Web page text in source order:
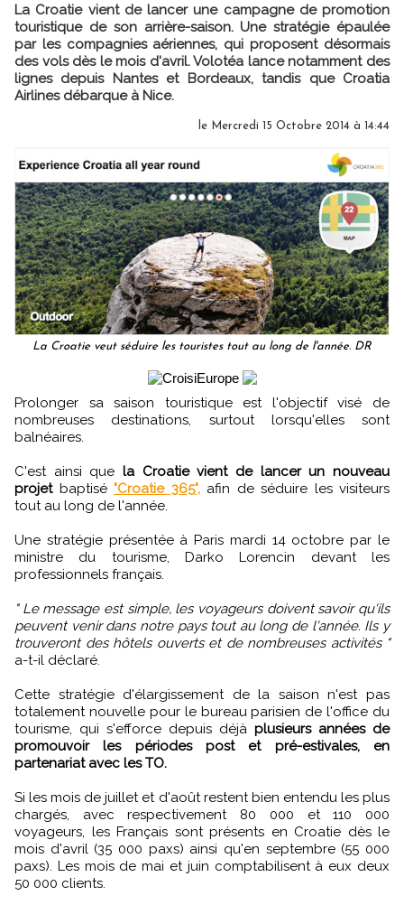
La Croatie vient de lancer une campagne de promotion
touristique de son arrière-saison. Une stratégie épaulée
par les compagnies aériennes, qui proposent désormais
des vols dès le mois d'avril. Volotéa lance notamment des
lignes depuis Nantes et Bordeaux, tandis que Croatia
Airlines débarque à Nice.
le Mercredi 15 Octobre 2014 à 14:44
La Croatie veut séduire les touristes tout au long de l'année. DR
Prolonger sa saison touristique est l'objectif visé de
nombreuses destinations, surtout lorsqu'elles sont
balnéaires.
C'est ainsi que la Croatie vient de lancer un nouveau
projetbaptisé "Croatie 365",afin de séduire les visiteurs
tout au long de l'année.
Une stratégie présentée à Paris mardi 14 octobre par le
ministre du tourisme, Darko Lorencin devant les
professionnels français.
" Le message est simple, les voyageurs doivent savoir qu'ils
peuvent venir dans notre pays tout au long de l'année. Ils y
trouveront des hôtels ouverts et de nombreuses activités "
a-t-il déclaré.
Cette stratégie d'élargissement de la saison n'est pas
totalement nouvelle pour le bureau parisien de l'office du
tourisme, qui s'efforce depuis déjà plusieurs années de
promouvoir les périodes post et pré-estivales, en
partenariat avec les TO.
Si les mois de juillet et d'août restent bien entendu les plus
chargés, avec respectivement 80 000 et 110 000
voyageurs, les Français sont présents en Croatie dès le
mois d'avril (35 000 paxs) ainsi qu'en septembre (55 000
paxs). Les mois de mai et juin comptabilisent à eux deux
50 000 clients.